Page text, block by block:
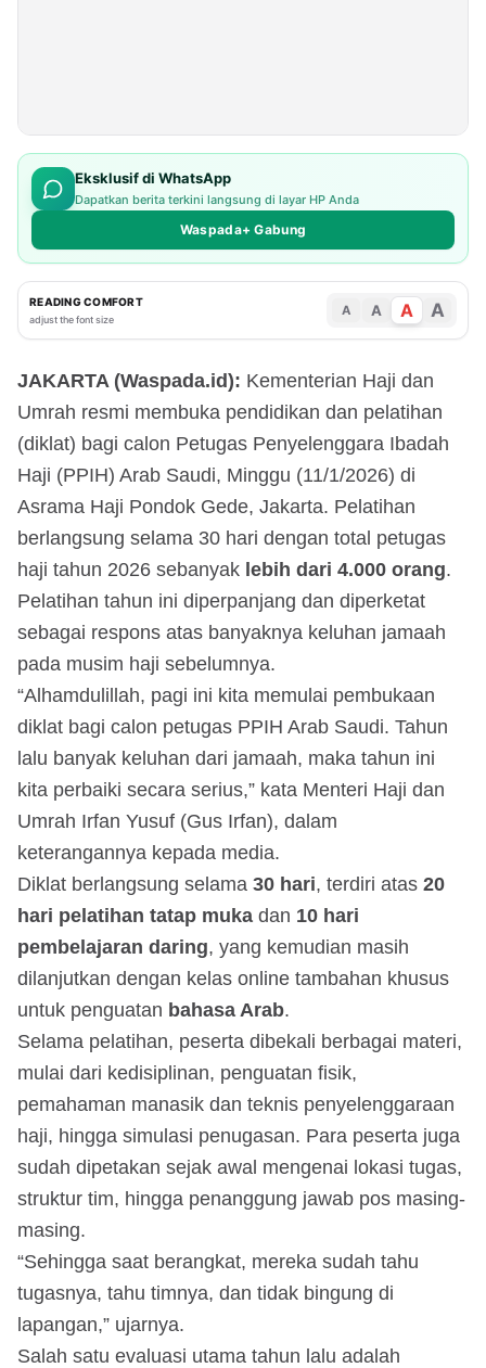
Eksklusif di WhatsApp
Dapatkan berita terkini langsung di layar HP Anda
Waspada+ Gabung
READING COMFORT
adjust the font size
A A A A
JAKARTA (Waspada.id): Kementerian Haji dan
Umrah resmi membuka pendidikan dan pelatihan
(diklat) bagi calon Petugas Penyelenggara Ibadah
Haji (PPIH) Arab Saudi, Minggu (11/1/2026) di
Asrama Haji Pondok Gede, Jakarta. Pelatihan
berlangsung selama 30 hari dengan total petugas
haji tahun 2026 sebanyak lebih dari 4.000 orang.
Pelatihan tahun ini diperpanjang dan diperketat
sebagai respons atas banyaknya keluhan jamaah
pada musim haji sebelumnya.
“Alhamdulillah, pagi ini kita memulai pembukaan
diklat bagi calon petugas PPIH Arab Saudi. Tahun
lalu banyak keluhan dari jamaah, maka tahun ini
kita perbaiki secara serius,” kata Menteri Haji dan
Umrah Irfan Yusuf (Gus Irfan), dalam
keterangannya kepada media.
Diklat berlangsung selama 30 hari, terdiri atas 20
hari pelatihan tatap muka dan 10 hari
pembelajaran daring, yang kemudian masih
dilanjutkan dengan kelas online tambahan khusus
untuk penguatan bahasa Arab.
Selama pelatihan, peserta dibekali berbagai materi,
mulai dari kedisiplinan, penguatan fisik,
pemahaman manasik dan teknis penyelenggaraan
haji, hingga simulasi penugasan. Para peserta juga
sudah dipetakan sejak awal mengenai lokasi tugas,
struktur tim, hingga penanggung jawab pos masing-
masing.
“Sehingga saat berangkat, mereka sudah tahu
tugasnya, tahu timnya, dan tidak bingung di
lapangan,” ujarnya.
Salah satu evaluasi utama tahun lalu adalah